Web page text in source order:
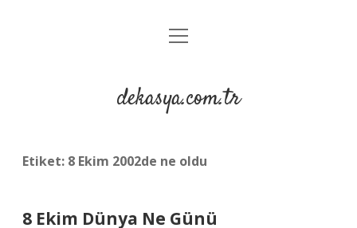
Anasayfa
Yasal Uyarı
menüyü
dekasya.com.tr
Etiket: 8 Ekim 2002de ne oldu
8 Ekim Dünya Ne Günü